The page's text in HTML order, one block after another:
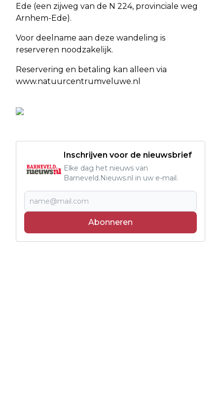
Ede (een zijweg van de N 224, provinciale weg
Arnhem-Ede).
Voor deelname aan deze wandeling is
reserveren noodzakelijk.
Reservering en betaling kan alleen via
www.natuurcentrumveluwe.nl
Inschrijven voor de nieuwsbrief
Elke dag het nieuws van
Barneveld.Nieuws.nl in uw e-mail.
Abonneren